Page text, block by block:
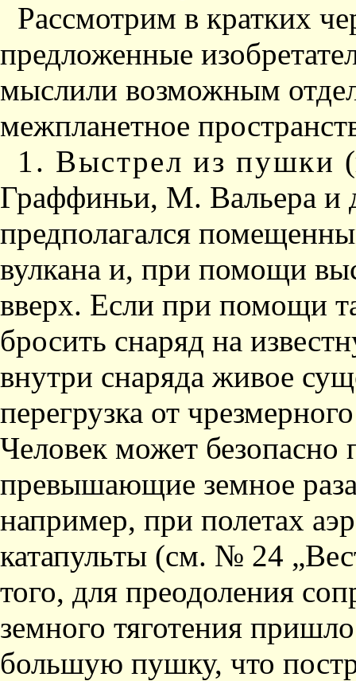
Рассмотрим в кратких
предложенные
мыслили возможным
межпланетное
1. Выстрел из пушки
Граффиньи, М. Вальера и
предполагал­ся
вулкана и, при помощи
вверх. Если при помощи
бросить снаряд на
внутри снаряда живое
перегрузка от
Человек мо­жет безопасно
превышающие земное
например, при полетах
катапульты (см. № 24
того, для преодоления
земного тяготения
большую пушку, что